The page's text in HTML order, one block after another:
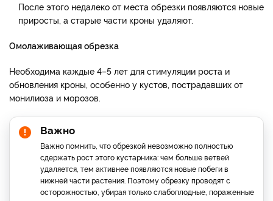
После этого недалеко от места обрезки появляются новые
приросты, а старые части кроны удаляют.
Омолаживающая обрезка
Необходима каждые 4–5 лет для стимуляции роста и
обновления кроны, особенно у кустов, пострадавших от
монилиоза и морозов.
Важно
Важно помнить, что обрезкой невозможно полностью
сдержать рост этого кустарника: чем больше ветвей
удаляется, тем активнее появляются новые побеги в
нижней части растения. Поэтому обрезку проводят с
осторожностью, убирая только слабоплодные, пораженные